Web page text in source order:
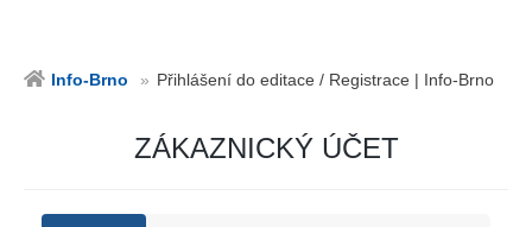
Info-Brno Přihlášení do editace / Registrace | Info-Brno
ZÁKAZNICKÝ ÚČET